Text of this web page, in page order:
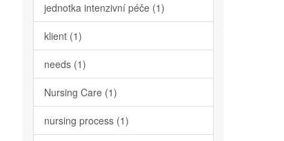
jednotka intenzivní péče (1)
klient (1)
needs (1)
Nursing Care (1)
nursing process (1)